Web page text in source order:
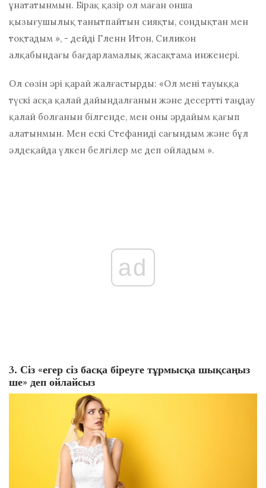
ұнататынмын. Бірақ қазір ол маған онша
қызығушылық танытпайтын сияқты, сондықтан мен
тоқтадым », - дейді Гленн Итон, Силикон
алқабындағы бағдарламалық жасақтама инженері.
Ол сөзін әрі қарай жалғастырды: «Ол мені тауыққа
түскі асқа қалай дайындалғанын және десертті таңдау
қалай болғанын білгенде, мен оны әрдайым қағып
алатынмын. Мен ескі Стефаниді сағындым және бұл
әлдеқайда үлкен белгілер ме деп ойладым ».
ad
3. Сіз «егер сіз басқа біреуге тұрмысқа шықсаңыз
ше» деп ойлайсыз